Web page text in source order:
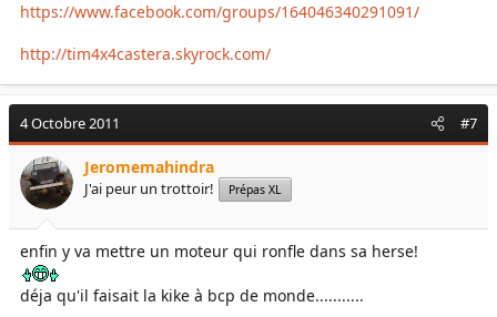
https://www.facebook.com/groups/164046340291091/
http://tim4x4castera.skyrock.com/
4 Octobre 2011 #7
Jeromemahindra
J'ai peur un trottoir! Prépas XL
enfin y va mettre un moteur qui ronfle dans sa herse!
déja qu'il faisait la kike à bcp de monde...........